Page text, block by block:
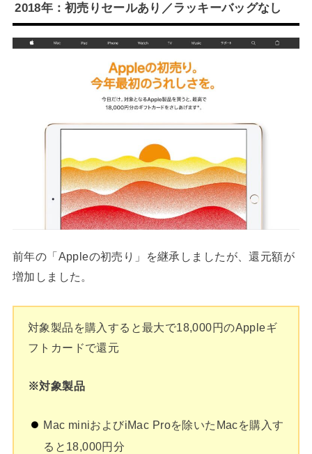
2018年：初売りセールあり／ラッキーバッグなし
前年の「Appleの初売り」を継承しましたが、還元額が
増加しました。
対象製品を購入すると最大で18,000円のAppleギ
フトカードで還元
※対象製品
Mac miniおよびiMac Proを除いたMacを購入す
ると18,000円分